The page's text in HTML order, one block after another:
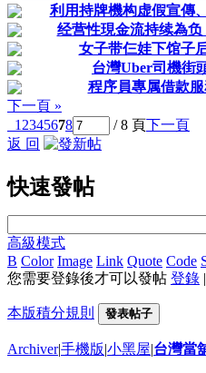
利用持牌機构虚假宣傳
经营性現金流持续為
女子带仨娃下馆子
台灣Uber司機街
程序員專属借款
下一頁 »
1 2345678 / 8 頁下一頁
返 回
快速發帖
高級模式
B Color Image Link Quote Code
您需要登錄後才可以發帖 登錄 |
本版積分規則 發表帖子
Archiver|手機版|小黑屋|台灣當